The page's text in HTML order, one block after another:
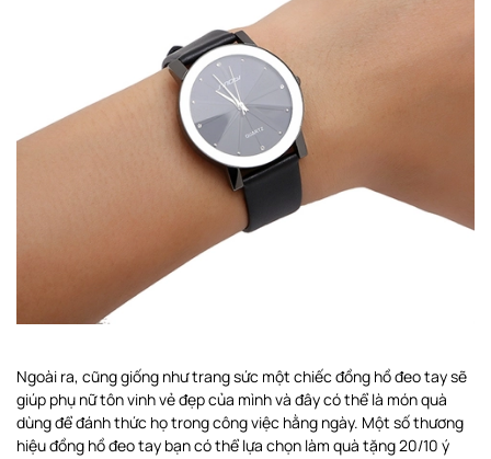
Ngoài ra, cũng giống như trang sức một chiếc đồng hồ đeo tay sẽ
giúp phụ nữ tôn vinh vẻ đẹp của mình và đây có thể là món quà
dùng để đánh thức họ trong công việc hằng ngày. Một số thương
hiệu đồng hồ đeo tay bạn có thể lựa chọn làm quà tặng 20/10 ý